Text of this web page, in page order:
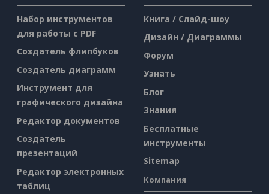
Набор инструментов
для работы с PDF
Создатель флипбуков
Создатель диаграмм
Инструмент для
графического дизайна
Редактор документов
Создатель
презентаций
Редактор электронных
таблиц
Книга / Слайд-шоу
Дизайн / Диаграммы
Форум
Узнать
Блог
Знания
Бесплатные
инструменты
Sitemap
Компания